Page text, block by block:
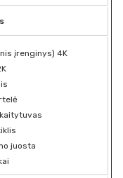
įrenginys) 4K
juosta